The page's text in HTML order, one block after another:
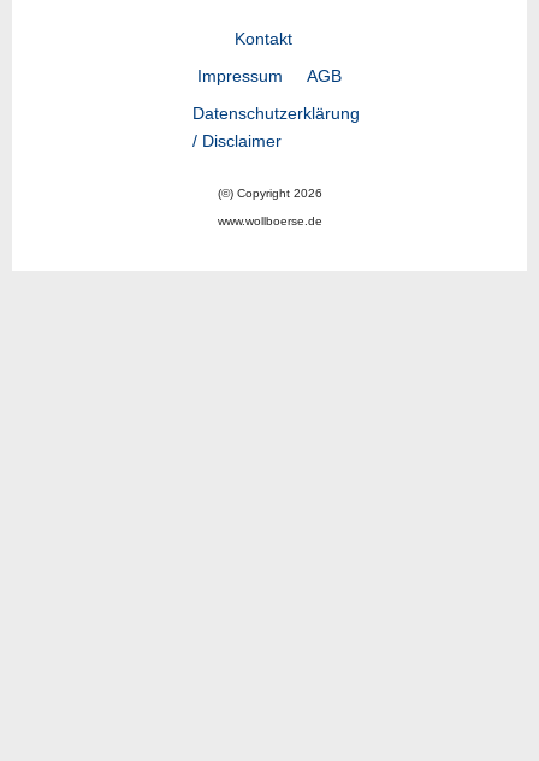
Kontakt
Impressum
AGB
Datenschutzerklärung
/ Disclaimer
(©) Copyright 2026
www.wollboerse.de